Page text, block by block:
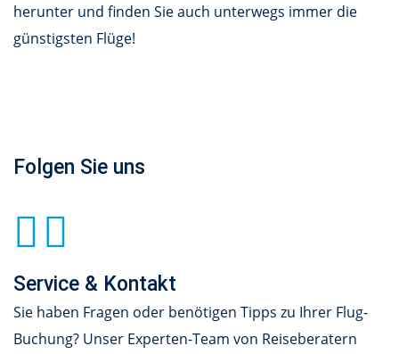
herunter und finden Sie auch unterwegs immer die
günstigsten Flüge!
Folgen Sie uns
Service & Kontakt
Sie haben Fragen oder benötigen Tipps zu Ihrer Flug-
Buchung? Unser Experten-Team von Reiseberatern